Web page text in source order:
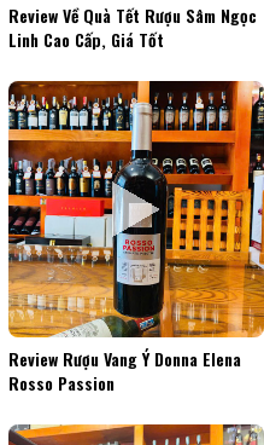
Review Về Quà Tết Rượu Sâm Ngọc
Linh Cao Cấp, Giá Tốt
Review Rượu Vang Ý Donna Elena
Rosso Passion